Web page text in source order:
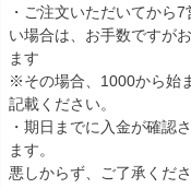
・ご注文いただいてから
い場合は、お手数ですが
ます
※その場合、1000から始
記載ください。
・期日までに入金が確認
ます。
悪しからず、ご了承くださ